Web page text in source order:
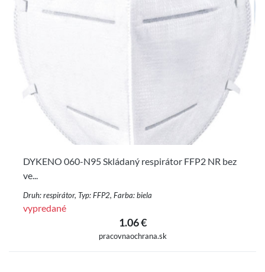
DYKENO 060-N95 Skládaný respirátor FFP2 NR bez
ve...
Druh: respirátor, Typ: FFP2, Farba: biela
vypredané
1.06 €
pracovnaochrana.sk